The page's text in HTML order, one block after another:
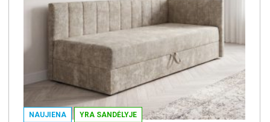
NAUJIENA YRA SANDĖLYJE